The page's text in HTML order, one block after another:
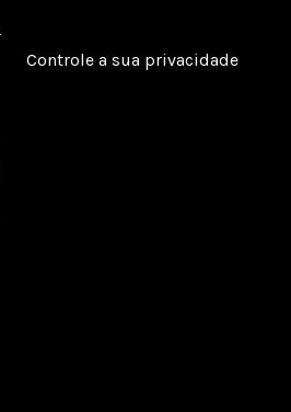
Controle a sua privacidade